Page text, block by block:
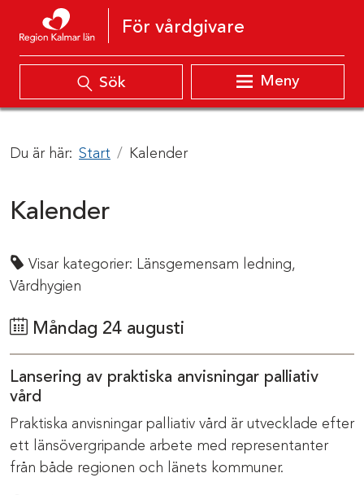
Hoppa till innehåll
För vårdgivare
Sök Meny
Du är här: Start Kalender
Kalender
Visar kategorier: Länsgemensam ledning,
Vårdhygien
Måndag 24 augusti
Lansering av praktiska anvisningar palliativ
vård
Praktiska anvisningar palliativ vård är utvecklade efter
ett länsövergripande arbete med representanter
från både regionen och länets kommuner.